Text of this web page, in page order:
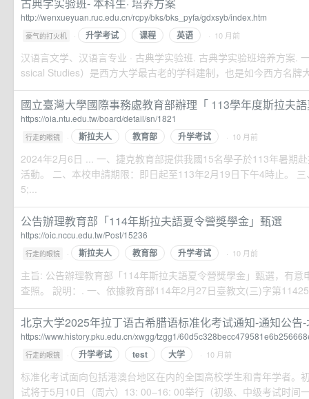
http://wenxueyuan.ruc.edu.cn/rcpy/bks/bks_pyfa/gdxsyb/index.htm
豪气的打火机 · 升学考试 课程 英语 · 10 月前
汉语言文学、汉语言专业 · 古典学实验班. 古典学实验班培养方案.
ssical Studies）是西方大学最古老的学科建制，也是如今西方名牌
國立臺灣大學國際事務處教育部辦理「 113學年度斯拉夫
https://oia.ntu.edu.tw/board/detail/sn/1821
行走的眼镜 · 斯拉夫人 教育部 升学考试 · 10 月前
2024年2月6日 ... 一、捷克教育部提供我國15名學子於113年暑期
活動。 二、本校申請期限：即日起至113年2月19日下午4時止。
5;...
公告辦理教育部「114年斯拉夫語夏令營獎學金」甄選
https://oic.nccu.edu.tw/Post/15236
行走的眼镜 · 斯拉夫人 教育部 升学考试 · 10 月前
主旨: 公告辦理教育部「114年斯拉夫語夏令營獎學金」甄選，有意
查照。 說明：. 一、依據教育部114年2月27日臺教文(三)字第
北京大学2025年拉丁语古希腊语标准化考试通知-通知公告
https://www.history.pku.edu.cn/xwgg/tzgg1/
行走的眼镜 · 升学考试 test 大学 · 10 月前
标准化考试面向包括港澳台地区在内的全国高校学生和青年学者。
试将于5月10日（周六）13: 00–16: 00举行（初级、中级考试时间